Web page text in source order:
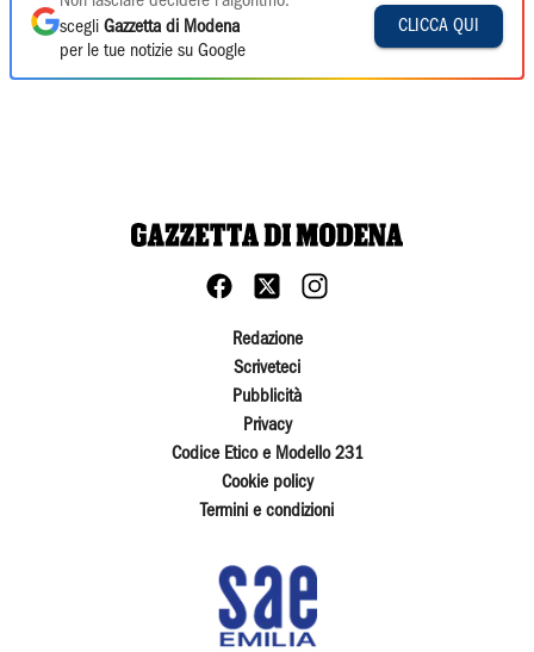
scegli Gazzetta di Modena
per le tue notizie su Google
CLICCA QUI
Redazione
Scriveteci
Pubblicità
Privacy
Codice Etico e Modello 231
Cookie policy
Termini e condizioni